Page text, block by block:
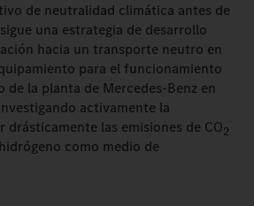
de neutralidad climática antes de
una estrategia de desarrollo
hacia un transporte neutro en
para el funcionamiento
de la planta de Mercedes-Benz en
activamente la
las emisiones de CO2
como medio de